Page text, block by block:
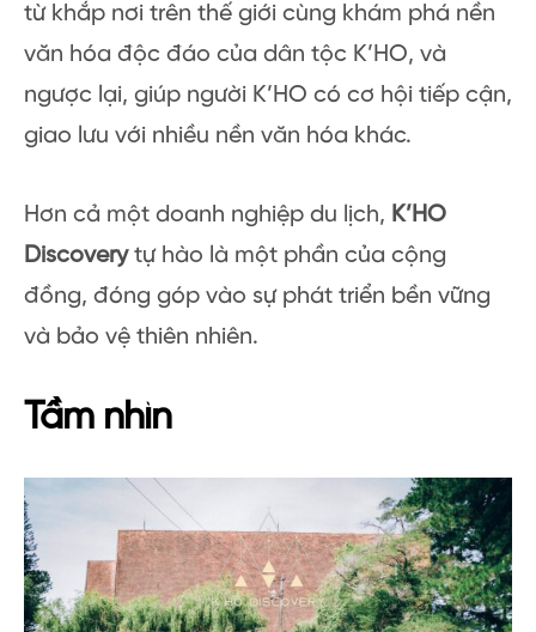
từ khắp nơi trên thế giới cùng khám phá nền
văn hóa độc đáo của dân tộc K’HO, và
ngược lại, giúp người K’HO có cơ hội tiếp cận,
giao lưu với nhiều nền văn hóa khác.
Hơn cả một doanh nghiệp du lịch, K’HO
Discoverytự hào là một phần của cộng
đồng, đóng góp vào sự phát triển bền vững
và bảo vệ thiên nhiên.
Tầm nhìn